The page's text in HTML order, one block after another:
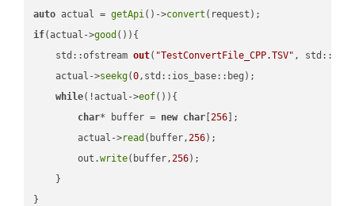
auto actual = getApi()->convert
if(actual->good ()){
std::ofstream out( "TestConvertFile_CPP.TSV" ,
    actual->
seekg(0,std::ios_base::beg);
while(!actual->eof()){
char* buffer = new char [256 ];
        actual->
read (buffer,256);
        out.
write(buffer,256);
    }
}